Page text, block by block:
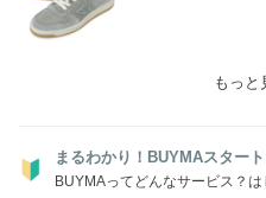
もっと
まるわかり！BUYMAスター
BUYMAってどんなサービス？は